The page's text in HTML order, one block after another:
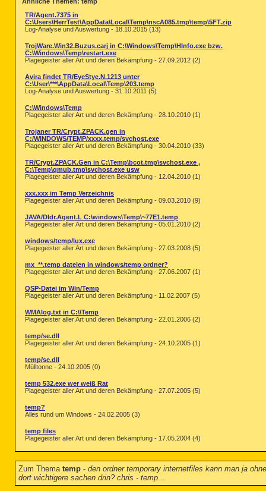
TR/Agent.7375 in
C:\Users\HerrTest\AppData\Local\Temp\nscA085.tmp\temp\5FT.zip
Log-Analyse und Auswertung - 18.10.2015 (13)
TrojWare.Win32.Buzus.carj in C:\Windows\Temp\HInfo.exe bzw.
C:\Windows\Temp\restart.exe
Plagegeister aller Art und deren Bekämpfung - 27.09.2012 (2)
Avira findet TR/EyeStye.N.1213 unter
C:\User\***\AppData\Local\Temp\203.temp
Log-Analyse und Auswertung - 31.10.2011 (5)
C:\Windows\Temp
Plagegeister aller Art und deren Bekämpfung - 28.10.2010 (1)
Trojaner TR/Crypt.ZPACK.gen in
C:/WINDOWS/TEMP/xxxx.temp/svchost.exe
Plagegeister aller Art und deren Bekämpfung - 30.04.2010 (33)
TR/Crypt.ZPACK.Gen in C:\Temp\bcot.tmp\svchost.exe ,
C:\Temp\qmub.tmp\svchost.exe usw
Plagegeister aller Art und deren Bekämpfung - 12.04.2010 (1)
xxx.xxx im Temp Verzeichnis
Plagegeister aller Art und deren Bekämpfung - 09.03.2010 (9)
JAVA/Dldr.Agent.L C:\windows\Temp\~77E1.temp
Plagegeister aller Art und deren Bekämpfung - 05.01.2010 (2)
windows/temp/lux.exe
Plagegeister aller Art und deren Bekämpfung - 27.03.2008 (5)
mx_**.temp dateien in windows/temp ordner?
Plagegeister aller Art und deren Bekämpfung - 27.06.2007 (1)
QSP-Datei im Win/Temp
Plagegeister aller Art und deren Bekämpfung - 11.02.2007 (5)
WMAlog.txt in C:\\Temp
Plagegeister aller Art und deren Bekämpfung - 22.01.2006 (2)
temp/se.dll
Plagegeister aller Art und deren Bekämpfung - 24.10.2005 (1)
temp/se.dll
Mülltonne - 24.10.2005 (0)
temp 532.exe wer weiß Rat
Plagegeister aller Art und deren Bekämpfung - 27.07.2005 (5)
temp?
Alles rund um Windows - 24.02.2005 (3)
temp files
Plagegeister aller Art und deren Bekämpfung - 17.05.2004 (4)
Zum Thema temp - den ordner temporary internetfiles kann man ja
dort wichtigere sachen drin? chris - temp...